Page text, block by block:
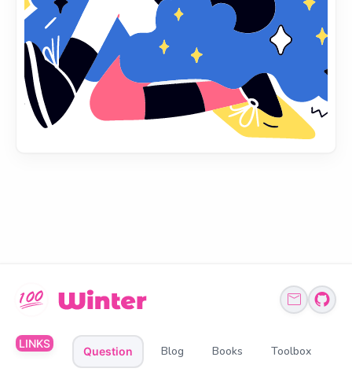
LINKS
Question Blog Books Toolbox